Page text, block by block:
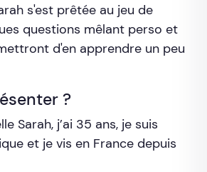
s'est prêtée au jeu de
questions mêlant perso et
d'en apprendre un peu
?
Sarah, j’ai 35 ans, je suis
et je vis en France depuis